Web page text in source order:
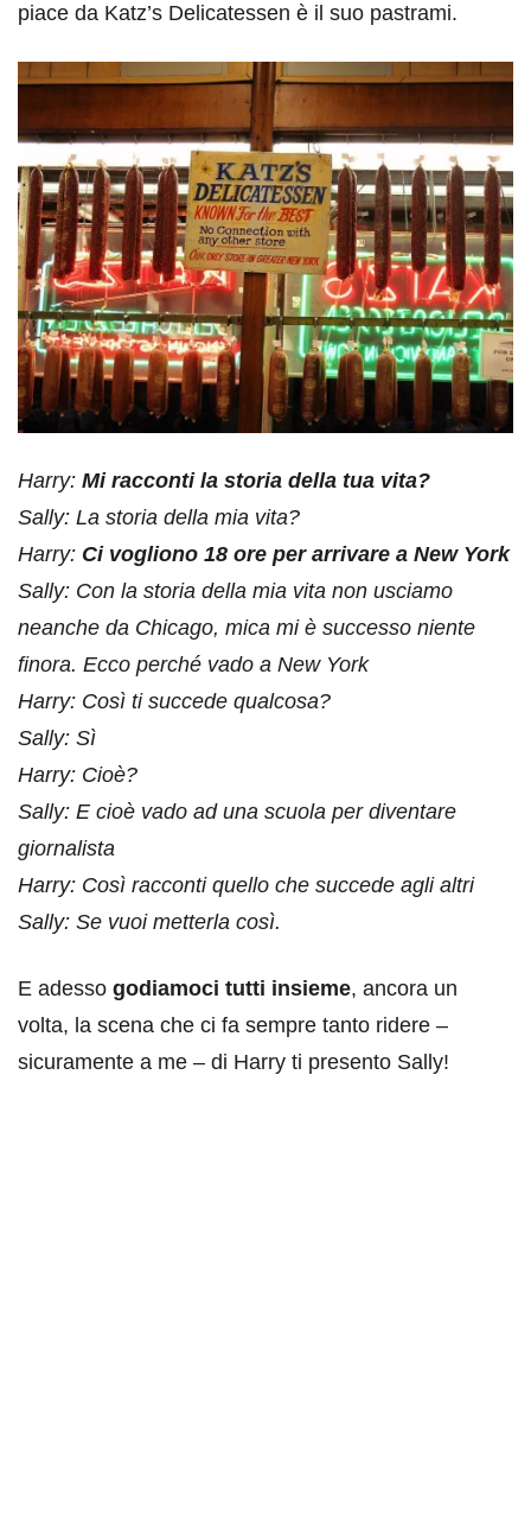
piace da Katz’s Delicatessen è il suo pastrami.
Harry: Mi racconti la storia della tua vita?
Sally: La storia della mia vita?
Harry: Ci vogliono 18 ore per arrivare a New York
Sally: Con la storia della mia vita non usciamo
neanche da Chicago, mica mi è successo niente
finora. Ecco perché vado a New York
Harry: Così ti succede qualcosa?
Sally: Sì
Harry: Cioè?
Sally: E cioè vado ad una scuola per diventare
giornalista
Harry: Così racconti quello che succede agli altri
Sally: Se vuoi metterla così.
E adesso godiamoci tutti insieme, ancora un
volta, la scena che ci fa sempre tanto ridere –
sicuramente a me – di Harry ti presento Sally!